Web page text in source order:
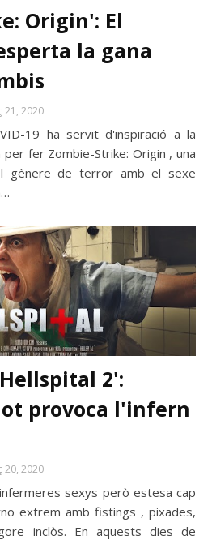
Origin': El
la gana
21, 2020
19 ha servit d'inspiració a la
fer Zombie-Strike: Origin , una
gènere de terror amb el sexe
2':
provoca l'infern
20, 2020
sexys però estesa cap
extrem amb fistings , pixades,
inclòs. En aquests dies de